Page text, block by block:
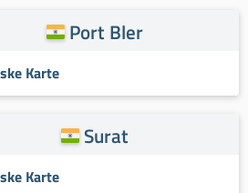
Port Bler
Karte
Surat
Karte